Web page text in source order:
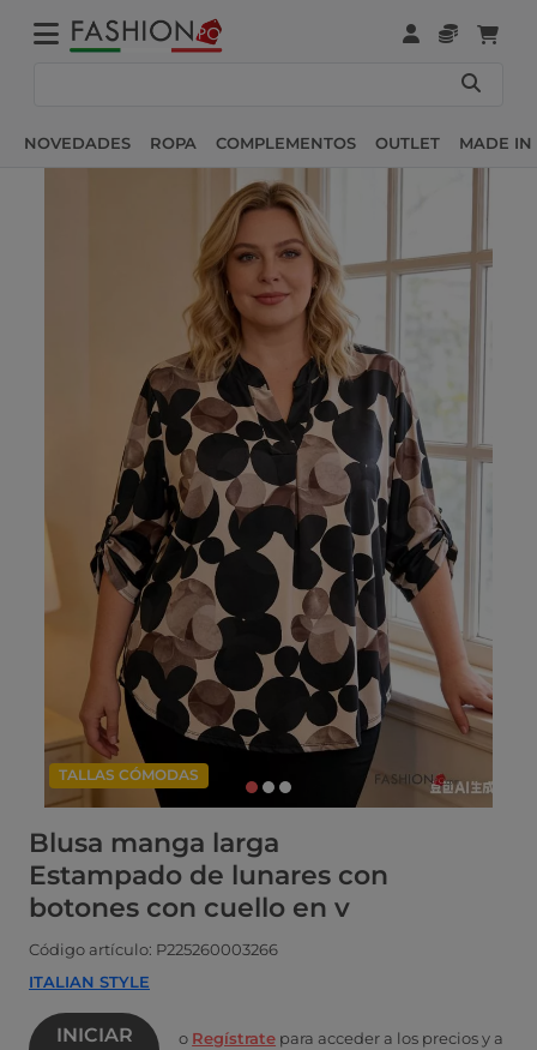
NOVEDADES ROPA COMPLEMENTOS OUTLET MADE IN
TALLAS CÓMODAS
Blusa manga larga
Estampado de lunares con
botones con cuello en v
Código artículo: P225260003266
ITALIAN STYLE
INICIAR
o Regístrate para acceder a los precios y a